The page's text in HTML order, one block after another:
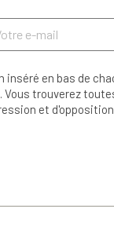
en bas de
trouverez
et